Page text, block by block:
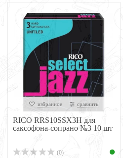
избранное сравнить
RICO RRS10SSX3H для
саксофона-сопрано №3 10 шт
(0)